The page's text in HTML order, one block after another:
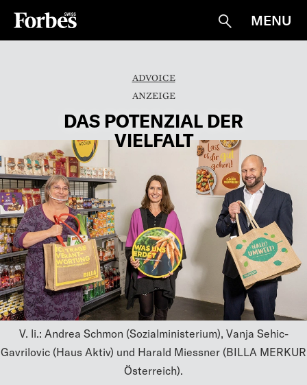
Suche
MENU
ADVOICE
DAS POTENZIAL DER
VIELFALT
V. li.: Andrea Schmon (Sozialministerium), Vanja Sehic-
Gavrilovic (Haus Aktiv) und Harald Miessner (BILLA MERKUR
Österreich).